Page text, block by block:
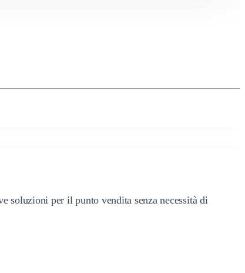
soluzioni per il punto vendita senza necessità di